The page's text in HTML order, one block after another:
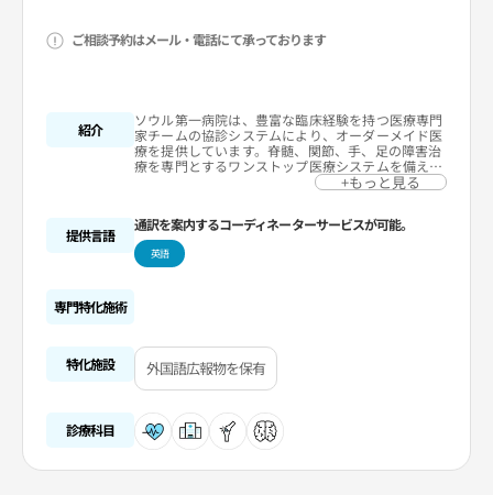
ご相談予約はメール・電話にて承っております
紹介
ソウル第一病院は、豊富な臨床経験を持つ医療専門
家チームの協診システムにより、オーダーメイド医
療を提供しています。脊髄、関節、手、足の障害治
療を専門とするワンストップ医療システムを備えて
います。最先端の医療機器を備えており、診断と治
療の精度を高め、できる限り患者さんに最適な非外
要な方にはオーダーメイドのパーソナルトレーニン
グ(理学療法)を提供しています。
+もっと見る
提供言語
通訳を案内するコーディネーターサービスが可能。
英語
専門特化施術
特化施設 外国語広報物を保有
診療科目